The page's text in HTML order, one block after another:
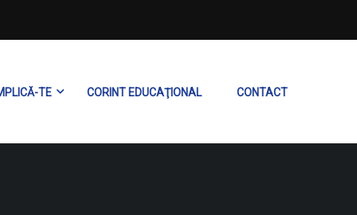
TE CORINT EDUCAŢIONAL CONTACT